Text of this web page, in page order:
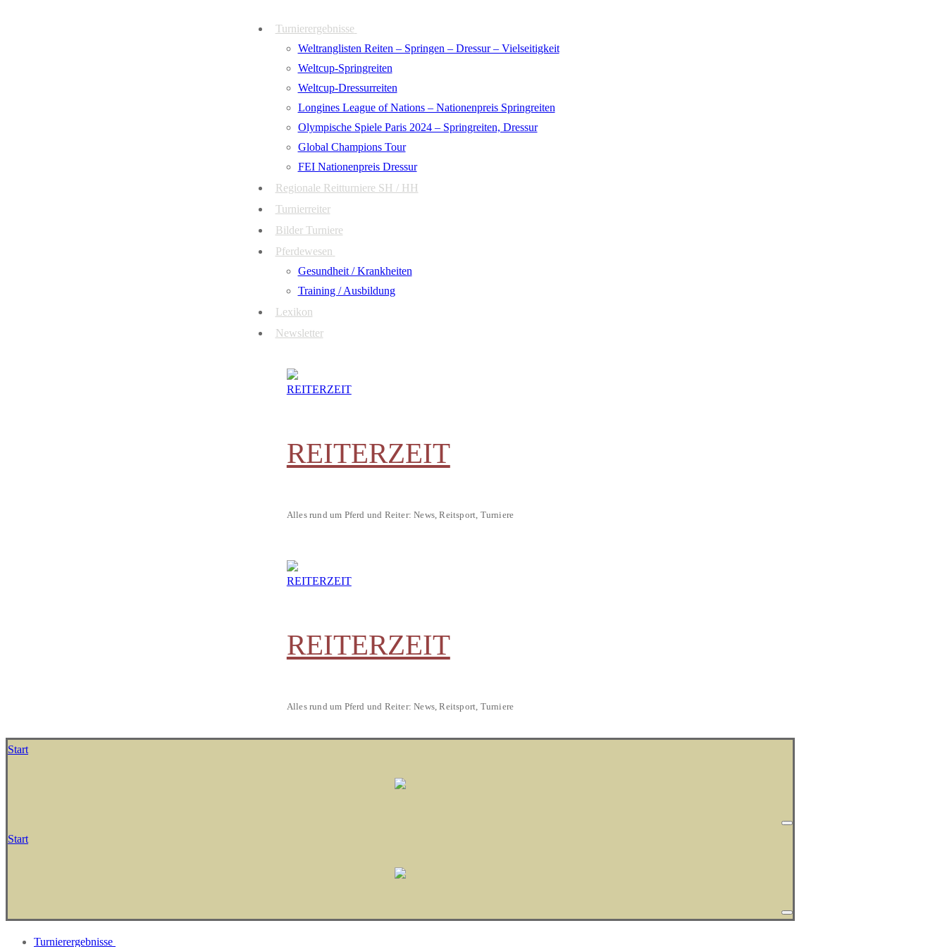
Turnierergebnisse
Weltranglisten Reiten – Springen – Dressur – Vielseitigkeit
Weltcup-Springreiten
Weltcup-Dressurreiten
Longines League of Nations – Nationenpreis Springreiten
Olympische Spiele Paris 2024 – Springreiten, Dressur
Global Champions Tour
FEI Nationenpreis Dressur
Regionale Reitturniere SH / HH
Turnierreiter
Bilder Turniere
Pferdewesen
Gesundheit / Krankheiten
Training / Ausbildung
Lexikon
Newsletter
REITERZEIT
Alles rund um Pferd und Reiter: News, Reitsport, Turniere
REITERZEIT
Alles rund um Pferd und Reiter: News, Reitsport, Turniere
Start
Start
Turnierergebnisse